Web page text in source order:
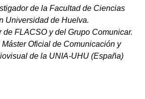
de la Facultad de Ciencias
Universidad de Huelva.
de FLACSO y del Grupo Comunicar.
Oficial de Comunicación y
de la UNIA-UHU (España)